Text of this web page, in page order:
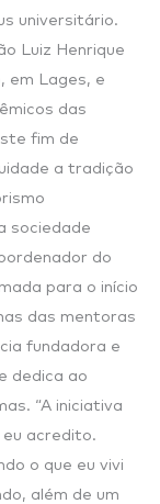
universitário.
Luiz Henrique
em Lages, e
das
fim de
a tradição
sociedade
do
para o início
das mentoras
fundadora e
dedica ao
“A iniciativa
acredito.
o que eu vivi
além de um